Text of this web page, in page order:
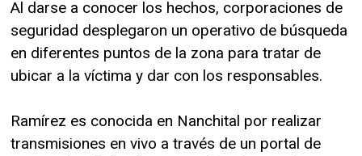
Al darse a conocer los hechos, corporaciones de
seguridad desplegaron un operativo de búsqueda
en diferentes puntos de la zona para tratar de
ubicar a la víctima y dar con los responsables.
Ramírez es conocida en Nanchital por realizar
transmisiones en vivo a través de un portal de